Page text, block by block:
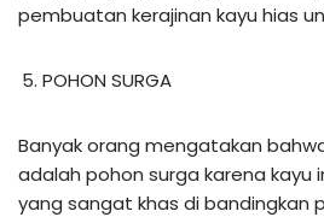
pembuatan kerajinan kayu hias
POHON SURGA
Banyak orang mengatakan
adalah pohon surga karena kayu
yang sangat khas di bandingkan